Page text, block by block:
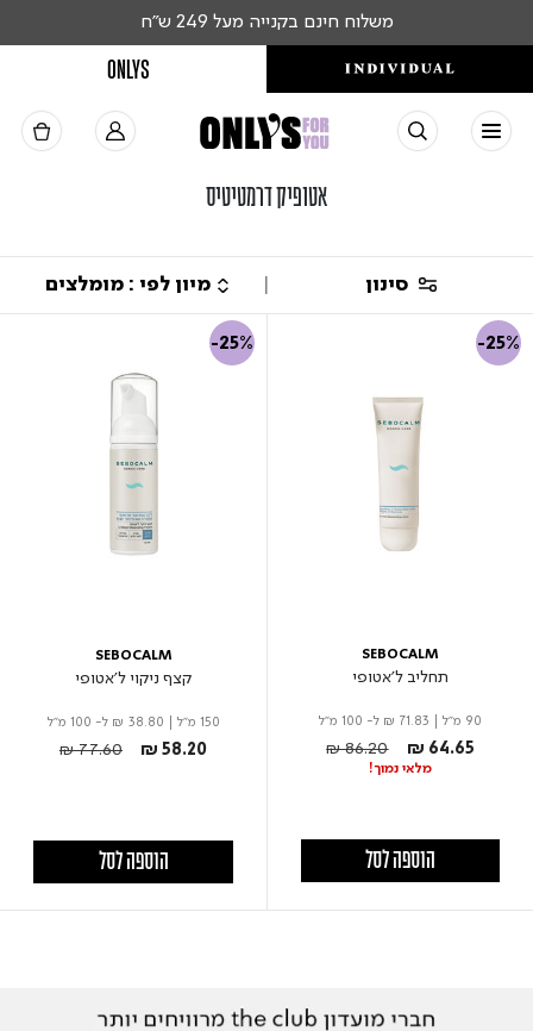
משלוח חינם בקנייה מעל 249 ש"ח
ONLYS
אטופיק דרמטיטיס
סינון
-25%
SEBOCALM
תחליב ל'אטופי
90 מ"ל ₪ 71.83 ל- 100 מ"ל
₪ 64.65
Price reduced from
₪ 86.20to
מלאי נמוך!
הוספה לסל
-25%
SEBOCALM
קצף ניקוי ל'אטופי
150 מ"ל ₪ 38.80 ל- 100 מ"ל
₪ 58.20
Price reduced from
₪ 77.60to
הוספה לסל